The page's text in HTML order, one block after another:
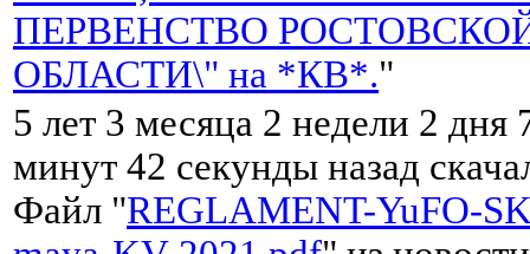
ПЕРВЕНСТВО
ОБЛАСТИ\" на *КВ*."
5 лет 3 месяца 2 недели 2 дня
минут 42 секунды назад
Файл "REGLAMENT-YuFO-